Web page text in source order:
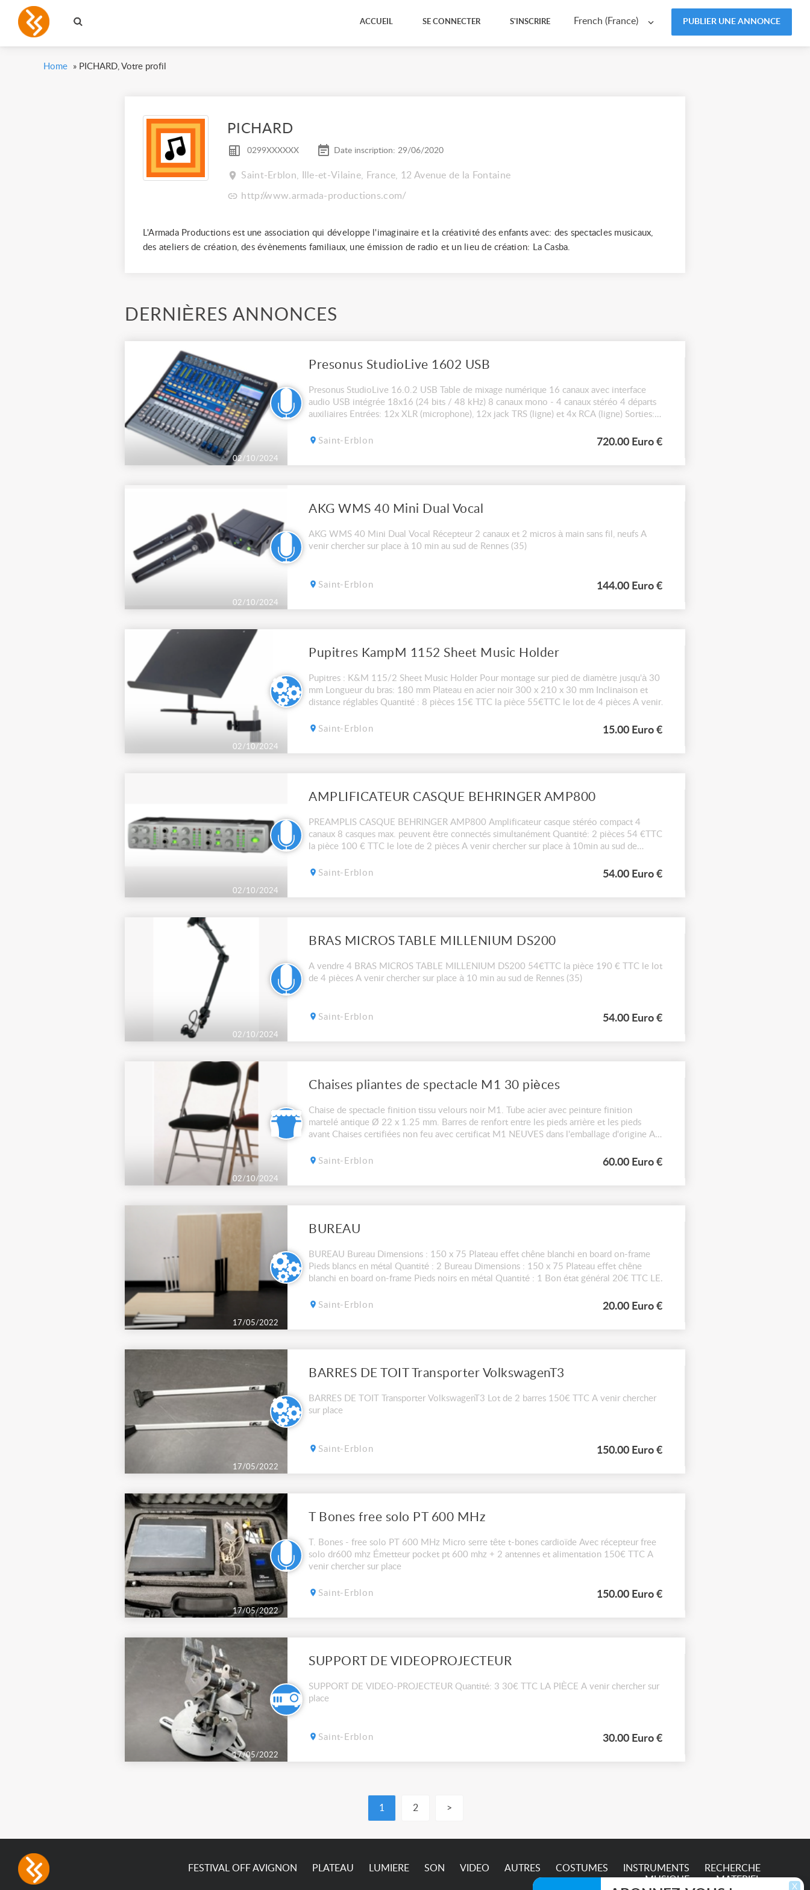
French (France) PUBLIER UNE ANNONCE
ACCUEIL SE CONNECTER S'INSCRIRE
Home » PICHARD, Votre profil
PICHARD
0299XXXXXX Date inscription: 29/06/2020
Saint-Erblon, Ille-et-Vilaine, France, 12 Avenue de la Fontaine
http://www.armada-productions.com/
L'Armada Productions est une association qui développe l'imaginaire et la créativité des enfants avec: des spectacles musicaux,
des ateliers de création, des évènements familiaux, une émission de radio et un lieu de création: La Casba.
DERNIÈRES ANNONCES
02/10/2024
Presonus StudioLive 1602 USB
Presonus StudioLive 16.0.2 USB Table de mixage numérique 16 canaux avec interface
audio USB intégrée 18x16 (24 bits / 48 kHz) 8 canaux mono - 4 canaux stéréo 4 départs
auxiliaires Entrées: 12x XLR (microphone), 12x jack TRS (ligne) et 4x RCA (ligne) Sorties:
Saint-Erblon
720.00 Euro €
02/10/2024
AKG WMS 40 Mini Dual Vocal
AKG WMS 40 Mini Dual Vocal Récepteur 2 canaux et 2 micros à main sans fil, neufs A
venir chercher sur place à 10 min au sud de Rennes (35)
Saint-Erblon 144.00 Euro €
02/10/2024
Pupitres KampM 1152 Sheet Music Holder
Pupitres : K&M 115/2 Sheet Music Holder Pour montage sur pied de diamètre jusqu'à 30
mm Longueur du bras: 180 mm Plateau en acier noir 300 x 210 x 30 mm Inclinaison et
distance réglables Quantité : 8 pièces 15€ TTC la pièce 55€TTC le lot de 4 pièces A venir
Saint-Erblon
15.00 Euro €
02/10/2024
AMPLIFICATEUR CASQUE BEHRINGER AMP800
PREAMPLIS CASQUE BEHRINGER AMP800 Amplificateur casque stéréo compact 4
canaux 8 casques max. peuvent être connectés simultanément Quantité: 2 pièces 54 €TTC
la pièce 100 € TTC le lote de 2 pièces A venir chercher sur place à 10min au sud de
Saint-Erblon
54.00 Euro €
02/10/2024
BRAS MICROS TABLE MILLENIUM DS200
A vendre 4 BRAS MICROS TABLE MILLENIUM DS200 54€TTC la pièce 190 € TTC le lot
de 4 pièces A venir chercher sur place à 10 min au sud de Rennes (35)
Saint-Erblon 54.00 Euro €
02/10/2024
Chaises pliantes de spectacle M1 30 pièces
Chaise de spectacle finition tissu velours noir M1. Tube acier avec peinture finition
martelé antique Ø 22 x 1.25 mm. Barres de renfort entre les pieds arrière et les pieds
avant Chaises certifiées non feu avec certificat M1 NEUVES dans l'emballage d'origine A
Saint-Erblon
60.00 Euro €
17/05/2022
BUREAU
BUREAU Bureau Dimensions : 150 x 75 Plateau effet chêne blanchi en board on-frame
Pieds blancs en métal Quantité : 2 Bureau Dimensions : 150 x 75 Plateau effet chêne
blanchi en board on-frame Pieds noirs en métal Quantité : 1 Bon état général 20€ TTC LE
Saint-Erblon
20.00 Euro €
17/05/2022
BARRES DE TOIT Transporter VolkswagenT3
BARRES DE TOIT Transporter VolkswagenT3 Lot de 2 barres 150€ TTC A venir chercher
sur place
Saint-Erblon 150.00 Euro €
17/05/2022
T Bones free solo PT 600 MHz
T. Bones - free solo PT 600 MHz Micro serre tête t-bones cardioïde Avec récepteur free
solo dr600 mhz Émetteur pocket pt 600 mhz + 2 antennes et alimentation 150€ TTC A
venir chercher sur place
Saint-Erblon 150.00 Euro €
17/05/2022
SUPPORT DE VIDEOPROJECTEUR
SUPPORT DE VIDEO-PROJECTEUR Quantité: 3 30€ TTC LA PIÈCE A venir chercher sur
place
Saint-Erblon 30.00 Euro €
1 2 >
FESTIVAL OFF AVIGNON PLATEAU LUMIERE SON VIDEO AUTRES COSTUMES
INSTRUMENTS
MUSIQUE
RECHERCHE
MATERIEL
X